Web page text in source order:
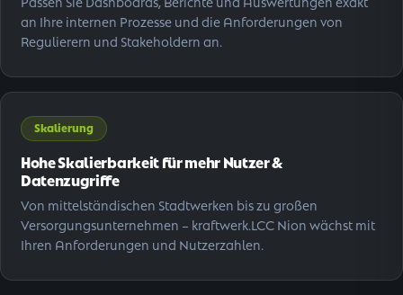
Passen Sie Dashboards, Berichte und Auswertungen exakt
an Ihre internen Prozesse und die Anforderungen von
Regulierern und Stakeholdern an.
Skalierung
Hohe Skalierbarkeit für mehr Nutzer &
Datenzugriffe
Von mittelständischen Stadtwerken bis zu großen
Versorgungsunternehmen – kraftwerk.LCC Nion wächst mit
Ihren Anforderungen und Nutzerzahlen.